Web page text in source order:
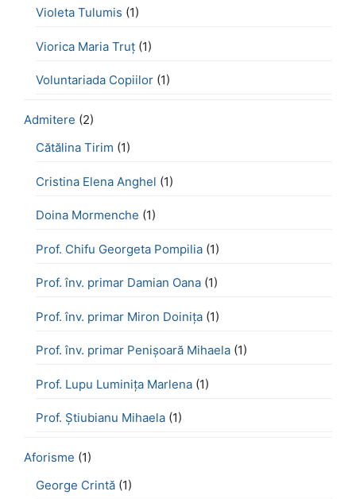
Violeta Tulumis (1)
Viorica Maria Truț (1)
Voluntariada Copiilor (1)
Admitere (2)
Cătălina Tirim (1)
Cristina Elena Anghel (1)
Doina Mormenche (1)
Prof. Chifu Georgeta Pompilia (1)
Prof. înv. primar Damian Oana (1)
Prof. înv. primar Miron Doinița (1)
Prof. înv. primar Penișoară Mihaela (1)
Prof. Lupu Luminița Marlena (1)
Prof. Știubianu Mihaela (1)
Aforisme (1)
George Crintă (1)